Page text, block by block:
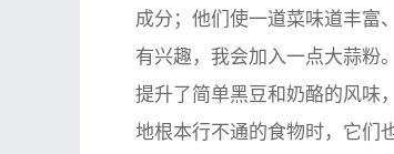
成分；他们使一道菜味道丰富
有兴趣，我会加入一点大蒜粉
提升了简单黑豆和奶酪的风味
地根本行不通的食物时，它